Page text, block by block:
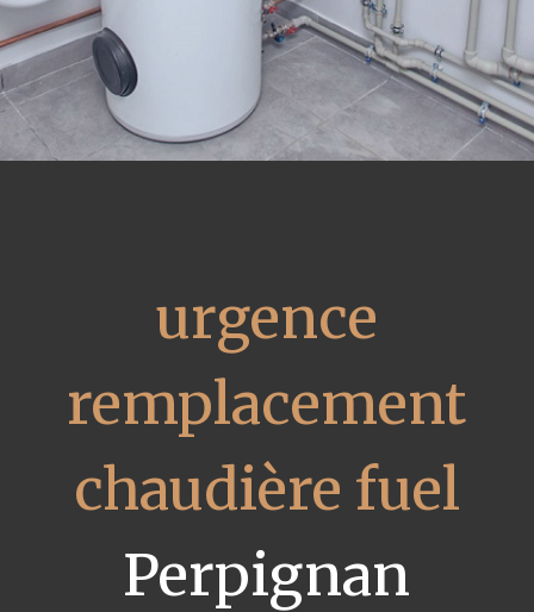
urgence
remplacement
chaudière fuel
Perpignan